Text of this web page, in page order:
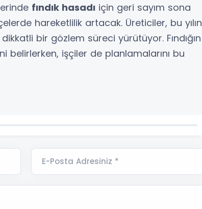
fındık hasadı için geri sayım sona
hareketlilik artacak. Üreticiler, bu yılın
bir gözlem süreci yürütüyor. Fındığın
işçiler de planlamalarını bu
E-Posta Adresiniz *